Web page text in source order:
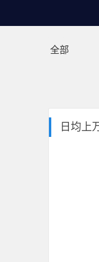
全部
日均上